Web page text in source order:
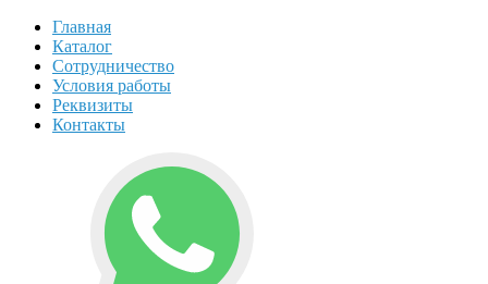
Главная
Каталог
Сотрудничество
Условия работы
Реквизиты
Контакты